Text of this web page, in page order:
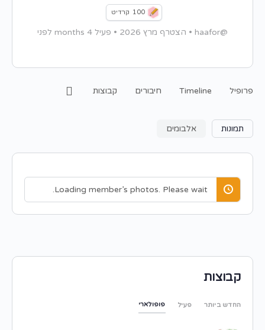
100 קרדיט
@haafor
• הצטרף מרץ 2026 • פעיל 4 months לפני
פרופיל Timeline חיבורים קבוצות
תמונות אלבומים
Loading member’s photos. Please wait.
קבוצות
החדש ביותר פעיל פופולארי